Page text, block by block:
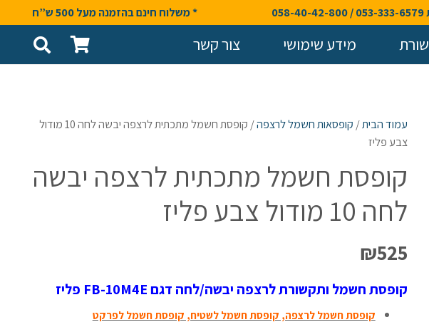
* משלוח חינם בהזמנה מעל 500 ש”ח
מידע שימושי צור קשר
עמוד הבית/ קופסאות חשמל לרצפה
/ קופסת חשמל מתכתית לרצפה יבשה לחה 10 מודול
צבע פליז
קופסת חשמל מתכתית לרצפה יבשה
לחה 10 מודול צבע פליז
₪525
קופסת חשמל ותקשורת לרצפה יבשה/לחה דגם FB-10M4E פליז
קופסת חשמל לרצפה, קופסת חשמל לשטיח, קופסת חשמל לפרקט